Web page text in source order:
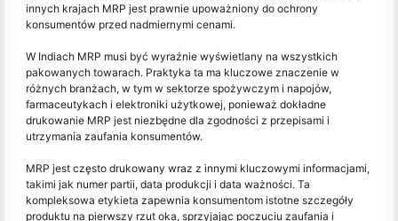
innych krajach MRP jest prawnie upoważniony do ochrony
konsumentów przed nadmiernymi cenami.
W Indiach MRP musi być wyraźnie wyświetlany na wszystkich
pakowanych towarach. Praktyka ta ma kluczowe znaczenie w
różnych branżach, w tym w sektorze spożywczym i napojów,
farmaceutykach i elektroniki użytkowej, ponieważ dokładne
drukowanie MRP jest niezbędne dla zgodności z przepisami i
utrzymania zaufania konsumentów.
MRP jest często drukowany wraz z innymi kluczowymi informacjami,
takimi jak numer partii, data produkcji i data ważności. Ta
kompleksowa etykieta zapewnia konsumentom istotne szczegóły
produktu na pierwszy rzut oka, sprzyjając poczuciu zaufania i